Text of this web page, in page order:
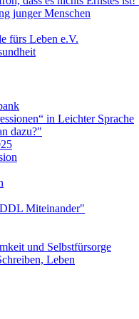
junger Menschen
fürs Leben e.V.
in Leichter Sprache
dazu?"
Miteinander"
und Selbstfürsorge
Leben